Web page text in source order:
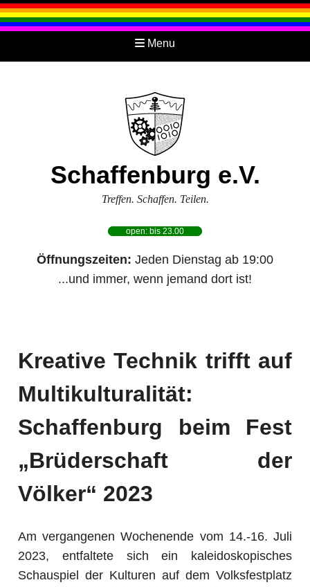
Menu
Schaffenburg e.V.
Treffen. Schaffen. Teilen.
open: bis 23.00
Öffnungszeiten: Jeden Dienstag ab 19:00
...und immer, wenn jemand dort ist!
Kreative Technik trifft auf
Multikulturalität:
Schaffenburg beim Fest
„Brüderschaft der
Völker“ 2023
Am vergangenen Wochenende vom 14.-16. Juli
2023, entfaltete sich ein kaleidoskopisches
Schauspiel der Kulturen auf dem Volksfestplatz